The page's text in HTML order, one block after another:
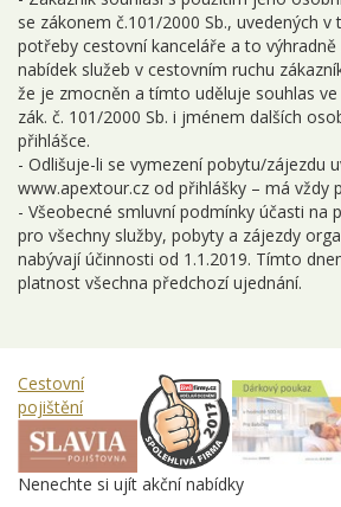
se zákonem č.101/2000 Sb., uvedených
potřeby cestovní kanceláře a to výhradně
nabídek služeb v cestovním ruchu
že je zmocněn a tímto uděluje souhlas
zák. č. 101/2000 Sb. i jménem dalších
přihlášce.
- Odlišuje-li se vymezení pobytu/zájezdu
www.apextour.cz od přihlášky – má vždy
- Všeobecné smluvní podmínky účasti na
pro všechny služby, pobyty a zájezdy
nabývají účinnosti od 1.1.2019. Tímto
platnost všechna předchozí ujednání.
Cestovní
pojištění
Nenechte si ujít akční nabídky